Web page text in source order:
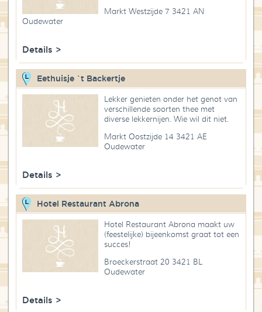
Markt Westzijde 7 3421 AN
Oudewater
Details >
Eethuisje `t Backertje
Lekker genieten onder het genot van
verschillende soorten thee met
diverse lekkernijen. Wie wil dit niet.
Markt Oostzijde 14 3421 AE
Oudewater
Details >
Hotel Restaurant Abrona
Hotel Restaurant Abrona maakt uw
(feestelijke) bijeenkomst graat tot een
succes!
Broeckerstraat 20 3421 BL
Oudewater
Details >